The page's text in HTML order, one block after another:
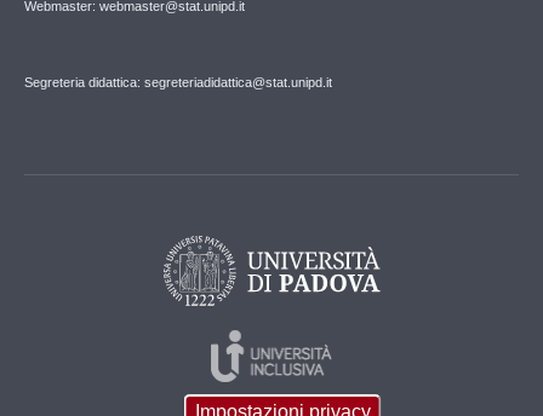
Webmaster: webmaster@stat.unipd.it
Segreteria didattica: segreteriadidattica@stat.unipd.it
Impostazioni privacy